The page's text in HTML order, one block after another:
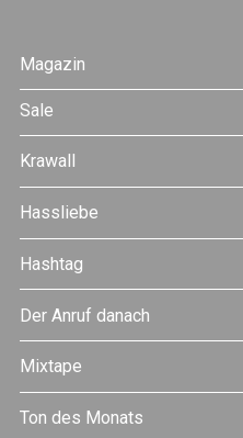
Magazin
Sale
Krawall
Hassliebe
Hashtag
Der Anruf danach
Mixtape
Ton des Monats